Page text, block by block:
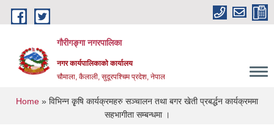
Skip to main content
गौरीगङ्गा नगरपालिका
नगर कार्यपालिकाको कार्यालय
चौमाला, कैलाली, सुदूरपश्चिम प्रदेश, नेपाल
You are here
Home » विभिन्न कृृषि कार्यक्रमहरु सञ्चालन तथा बगर खेती प्रबर्द्धन कार्यक्रममा
सहभागीता सम्बन्धमा ।